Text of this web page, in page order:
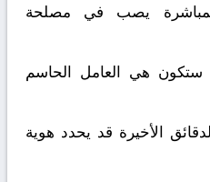
المباشرة يصب في مصلحة
ستكون هي العامل الحاسم
الأخيرة قد يحدد هوية